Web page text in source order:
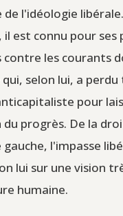
de l'idéologie
est connu pour ses
contre les courants
qui, selon lui, a
pour
du progrès. De la
l'impasse
lui sur une vision
humaine.